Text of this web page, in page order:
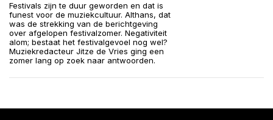
Festivals zijn te duur geworden en dat is
funest voor de muziekcultuur. Althans, dat
was de strekking van de berichtgeving
over afgelopen festivalzomer. Negativiteit
alom; bestaat het festivalgevoel nog wel?
Muziekredacteur Jitze de Vries ging een
zomer lang op zoek naar antwoorden.